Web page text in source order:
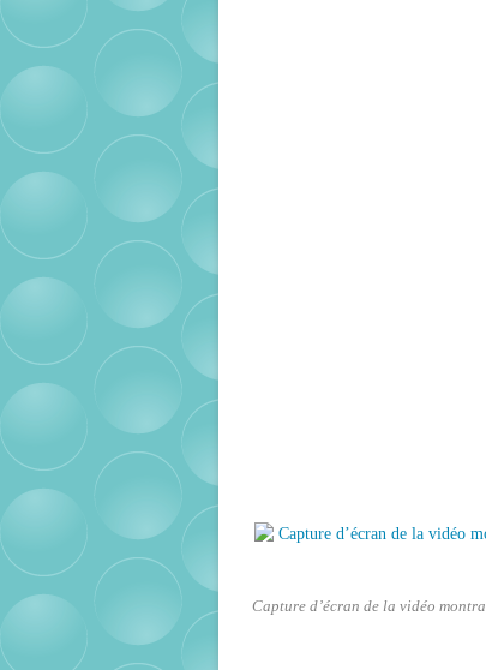
Capture d’écran de la vidéo